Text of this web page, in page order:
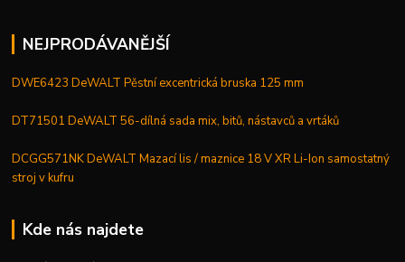
NEJPRODÁVANĚJŠÍ
DWE6423 DeWALT Pěstní excentrická bruska 125 mm
DT71501 DeWALT 56-dílná sada mix, bitů, nástavců a vrtáků
DCGG571NK DeWALT Mazací lis / maznice 18 V XR Li-Ion samostatný
stroj v kufru
Kde nás najdete